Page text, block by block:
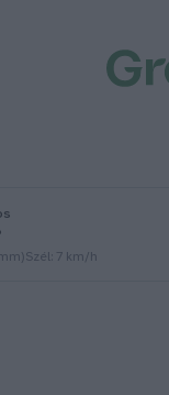
Szél: 7 km/h